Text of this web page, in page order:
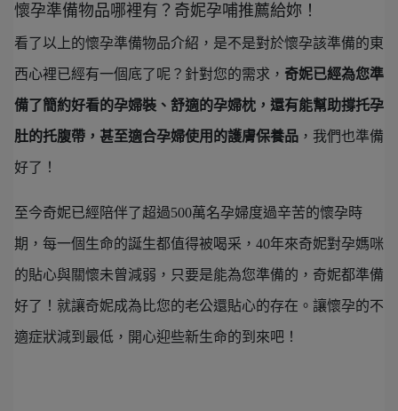
懷孕準備物品哪裡有？奇妮孕哺推薦給妳！
看了以上的懷孕準備物品介紹，是不是對於懷孕該準備的東
西心裡已經有一個底了呢？針對您的需求， 奇妮已經為您準
備了簡約好看的孕婦裝、舒適的孕婦枕，還有能幫助撐托孕
肚的托腹帶，甚至適合孕婦使用的護膚保養品 ，我們也準備
好了！
至今奇妮已經陪伴了超過500萬名孕婦度過辛苦的懷孕時
期，每一個生命的誕生都值得被喝采，40年來奇妮對孕媽咪
的貼心與關懷未曾減弱，只要是能為您準備的，奇妮都準備
好了！就讓奇妮成為比您的老公還貼心的存在。讓懷孕的不
適症狀減到最低，開心迎些新生命的到來吧！